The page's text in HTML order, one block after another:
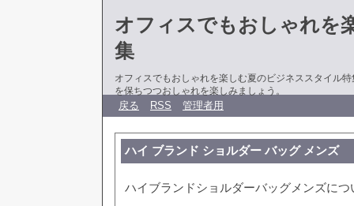
オフィスでもおしゃれを
集
オフィスでもおしゃれを楽しむ夏のビジネススタイル
を保ちつつおしゃれを楽しみましょう。
戻る RSS 管理者用
ハイ ブランド ショルダー バッグ メンズ
ハイブランドショルダーバッグメンズにつ